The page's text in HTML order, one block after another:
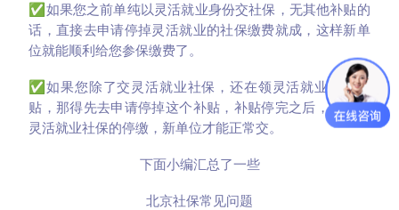
✅如果您之前单纯以灵活就业身份交社保，无其他补贴的
话，直接去申请停掉灵活就业的社保缴费就成，这样新单
位就能顺利给您参保缴费了。
✅如果您除了交灵活就业社保，还在领灵活就业社保补
贴，那得先去申请停掉这个补贴，补贴停完之后，再去办
灵活就业社保的停缴，新单位才能正常交。
下面小编汇总了一些
北京社保常见问题